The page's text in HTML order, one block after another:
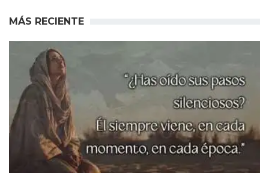
MÁS RECIENTE